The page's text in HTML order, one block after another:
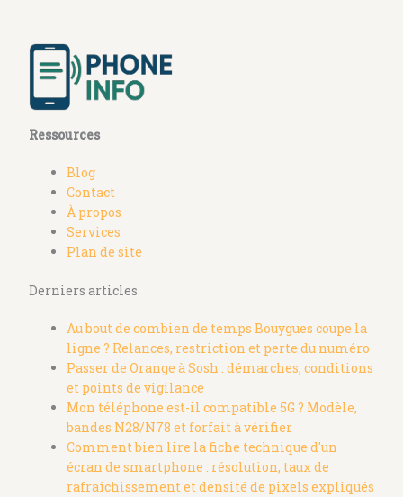
Ressources
Blog
Contact
À propos
Services
Plan de site
Derniers articles
Au bout de combien de temps Bouygues coupe la
ligne ? Relances, restriction et perte du numéro
Passer de Orange à Sosh : démarches, conditions
et points de vigilance
Mon téléphone est-il compatible 5G ? Modèle,
bandes N28/N78 et forfait à vérifier
Comment bien lire la fiche technique d'un
écran de smartphone : résolution, taux de
rafraîchissement et densité de pixels expliqués